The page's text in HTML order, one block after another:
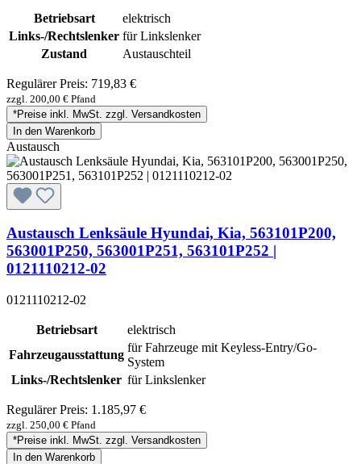
Betriebsart
elektrisch
Links-/Rechtslenker für Linkslenker
Zustand
Austauschteil
Regulärer Preis: 719,83 €
zzgl. 200,00 € Pfand
*Preise inkl. MwSt. zzgl. Versandkosten
In den Warenkorb
Austausch
Austausch Lenksäule Hyundai, Kia, 563101P200,
563001P250, 563001P251, 563101P252 |
0121110212-02
0121110212-02
Betriebsart
elektrisch
Fahrzeugausstattung
für Fahrzeuge mit Keyless-Entry/Go-
System
Links-/Rechtslenker für Linkslenker
Regulärer Preis: 1.185,97 €
zzgl. 250,00 € Pfand
*Preise inkl. MwSt. zzgl. Versandkosten
In den Warenkorb